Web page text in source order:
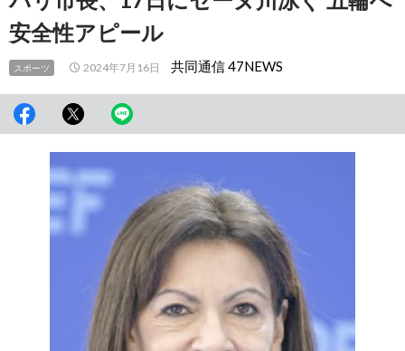
動
安全性アピール
スポーツ 2024年7月16日 共同通信 47NEWS